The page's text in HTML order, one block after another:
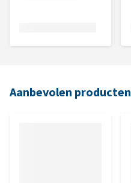
Aanbevolen producten